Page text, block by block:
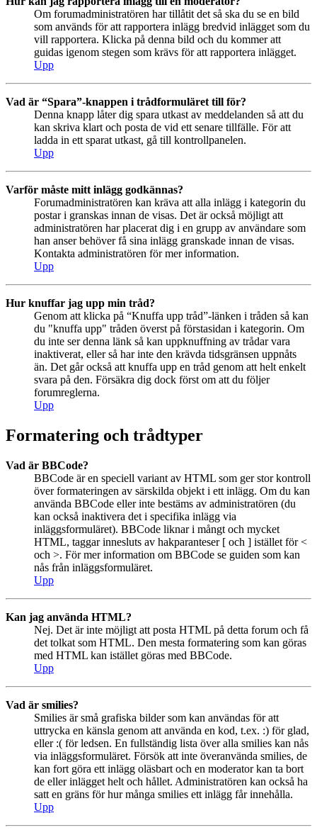
Om forumadministratören har tillåtit det så ska du se en bild
som används för att rapportera inlägg bredvid inlägget som du
vill rapportera. Klicka på denna bild och du kommer att
guidas igenom stegen som krävs för att rapportera inlägget.
Upp
Vad är “Spara”-knappen i trådformuläret till för?
Denna knapp låter dig spara utkast av meddelanden så att du
kan skriva klart och posta de vid ett senare tillfälle. För att
ladda in ett sparat utkast, gå till kontrollpanelen.
Upp
Varför måste mitt inlägg godkännas?
Forumadministratören kan kräva att alla inlägg i kategorin du
postar i granskas innan de visas. Det är också möjligt att
administratören har placerat dig i en grupp av användare som
han anser behöver få sina inlägg granskade innan de visas.
Kontakta administratören för mer information.
Upp
Hur knuffar jag upp min tråd?
Genom att klicka på “Knuffa upp tråd”-länken i tråden så kan
du "knuffa upp" tråden överst på förstasidan i kategorin. Om
du inte ser denna länk så kan uppknuffning av trådar vara
inaktiverat, eller så har inte den krävda tidsgränsen uppnåts
än. Det går också att knuffa upp en tråd genom att helt enkelt
svara på den. Försäkra dig dock först om att du följer
forumreglerna.
Upp
Formatering och trådtyper
Vad är BBCode?
BBCode är en speciell variant av HTML som ger stor kontroll
över formateringen av särskilda objekt i ett inlägg. Om du kan
använda BBCode eller inte bestäms av administratören (du
kan också inaktivera det i specifika inlägg via
inläggsformuläret). BBCode liknar i mångt och mycket
HTML, taggar innesluts av hakparanteser [ och ] istället för <
och >. För mer information om BBCode se guiden som kan
nås från inläggsformuläret.
Upp
Kan jag använda HTML?
Nej. Det är inte möjligt att posta HTML på detta forum och få
det tolkat som HTML. Den mesta formatering som kan göras
med HTML kan istället göras med BBCode.
Upp
Vad är smilies?
Smilies är små grafiska bilder som kan användas för att
uttrycka en känsla genom att använda en kod, t.ex. :) för glad,
eller :( för ledsen. En fullständig lista över alla smilies kan nås
via inläggsformuläret. Försök att inte överanvända smilies, de
kan fort göra ett inlägg oläsbart och en moderator kan ta bort
de eller inlägget helt och hållet. Administratören kan också ha
satt en gräns för hur många smilies ett inlägg får innehålla.
Upp